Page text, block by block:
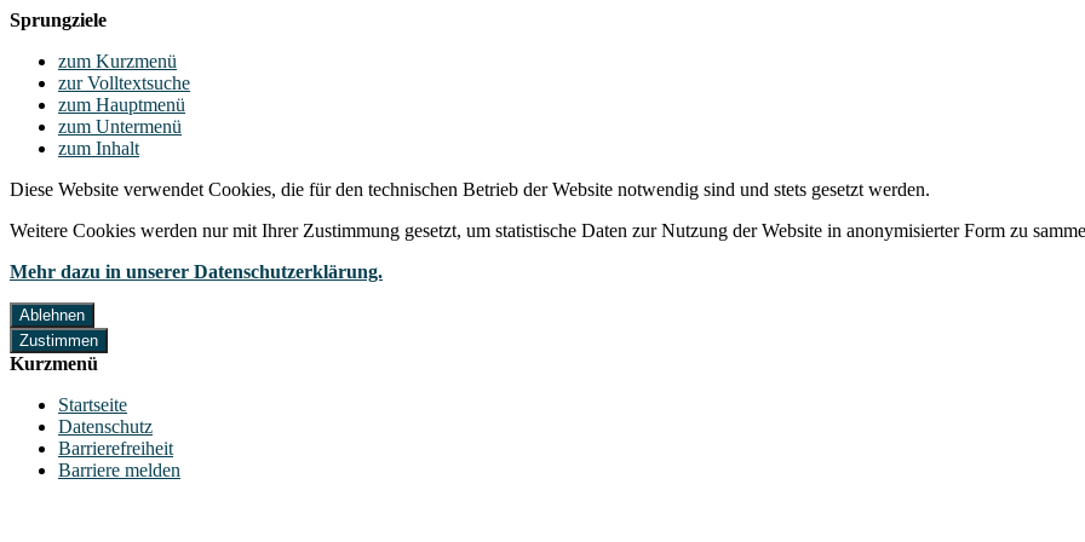
Sprungziele
zum Kurzmenü
zur Volltextsuche
zum Hauptmenü
zum Untermenü
zum Inhalt
Diese Website verwendet Cookies, die für den technischen Betrieb der Website notwendig sind und stets gesetzt werden.
Weitere Cookies werden nur mit Ihrer Zustimmung gesetzt, um statistische Daten zur Nutzung der Website in anonymisierter Form zu
Mehr dazu in unserer Datenschutzerklärung.
Ablehnen
Zustimmen
Kurzmenü
Startseite
Datenschutz
Barrierefreiheit
Barriere melden